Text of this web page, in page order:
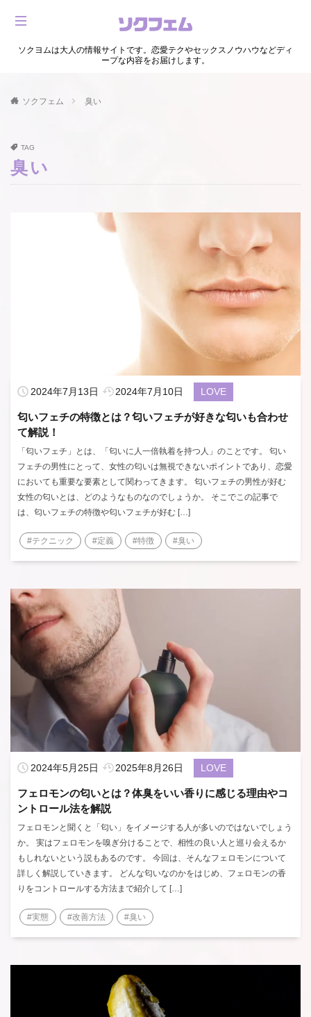
ソクヨムは大人の情報サイトです。恋愛テクやセックスノウハウなどディ
ープな内容をお届けします。
ソクフェム 臭い
TAG
臭い
2024年7月13日 2024年7月10日 LOVE
匂いフェチの特徴とは？匂いフェチが好きな匂いも合わせ
て解説！
「匂いフェチ」とは、「匂いに人一倍執着を持つ人」のことです。 匂い
フェチの男性にとって、女性の匂いは無視できないポイントであり、恋愛
においても重要な要素として関わってきます。 匂いフェチの男性が好む
女性の匂いとは、どのようなものなのでしょうか。 そこでこの記事で
は、匂いフェチの特徴や匂いフェチが好む […]
#テクニック #定義 #特徴 #臭い
2024年5月25日 2025年8月26日 LOVE
フェロモンの匂いとは？体臭をいい香りに感じる理由やコ
ントロール法を解説
フェロモンと聞くと「匂い」をイメージする人が多いのではないでしょう
か。 実はフェロモンを嗅ぎ分けることで、相性の良い人と巡り会えるか
もしれないという説もあるのです。 今回は、そんなフェロモンについて
詳しく解説していきます。 どんな匂いなのかをはじめ、フェロモンの香
りをコントロールする方法まで紹介して […]
#実態 #改善方法 #臭い